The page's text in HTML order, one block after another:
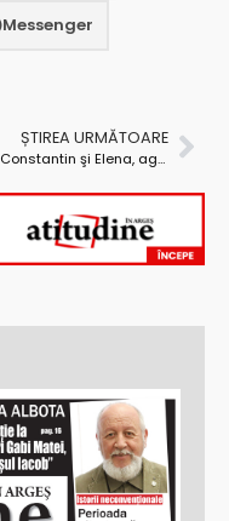
Messenger
ȘTIREA URMĂTOARE
De Sf. Constantin şi Elena, agitaţia de la CJ s-a mutat la IML